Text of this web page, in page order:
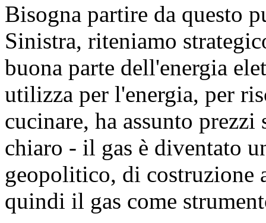
Bisogna partire da questo
Sinistra, riteniamo
buona parte dell'energia
utilizza per l'energia, per
cucinare, ha assunto
chiaro - il gas è diventato
geopolitico, di costruzione
quindi il gas come